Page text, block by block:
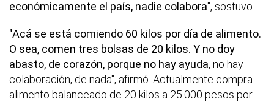
económicamente el país, nadie colabora", sostuvo.
"Acá se está comiendo 60 kilos por día de alimento.
O sea, comen tres bolsas de 20 kilos. Y no doy
abasto, de corazón, porque no hay ayuda, no hay
colaboración, de nada", afirmó. Actualmente compra
alimento balanceado de 20 kilos a 25.000 pesos por